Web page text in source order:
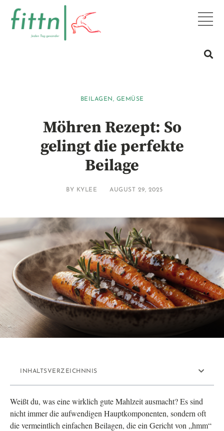
BEILAGEN, GEMÜSE
Möhren Rezept: So
gelingt die perfekte
Beilage
BY KYLEE AUGUST 29, 2025
INHALTSVERZEICHNNIS
Weißt du, was eine wirklich gute Mahlzeit ausmacht? Es sind
nicht immer die aufwendigen Hauptkomponenten, sondern oft
die vermeintlich einfachen Beilagen, die ein Gericht von „hmm“